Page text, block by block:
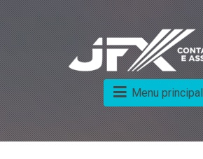
Menu principal